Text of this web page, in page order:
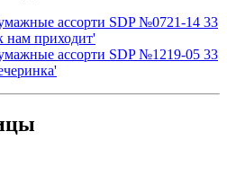
ассорти SDP №0721-14 33
нам приходит'
ассорти SDP №1219-05 33